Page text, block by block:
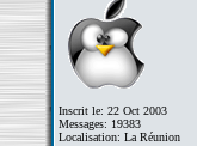
Inscrit le: 22 Oct 2003
Messages: 19383
Localisation: La Réunion